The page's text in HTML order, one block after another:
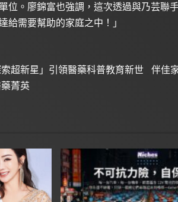
位。廖錦富也強調，這次透過與乃芸聯
給需要幫助的家庭之中！」
索超新星」引領醫藥科普教育新世
菁英
伴佳